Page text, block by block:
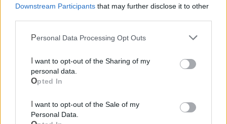
Downstream Participants that may further disclose it to other
Personal Data Processing Opt Outs
personal data.
Opted In
Personal Data.
Cia Agricoltori Italiani | Puglia - Area Due
Mari
Scopri tutte le notizie, gli eventi e la Web TV di Cia Puglia - Area
Due Mari